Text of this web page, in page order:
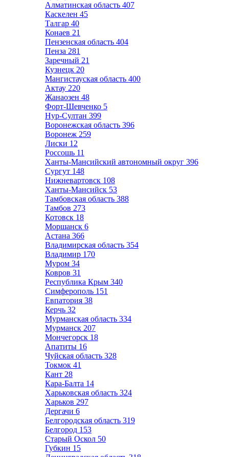
Алматинская область 407
Каскелен 45
Талгар 40
Конаев 21
Пензенская область 404
Пенза 281
Заречный 21
Кузнецк 20
Мангистауская область 400
Актау 220
Жанаозен 48
Форт-Шевченко 5
Нур-Султан 399
Воронежская область 396
Воронеж 259
Лиски 12
Россошь 11
Ханты-Мансийский автономный округ 396
Сургут 148
Нижневартовск 108
Ханты-Мансийск 53
Тамбовская область 388
Тамбов 273
Котовск 18
Моршанск 6
Астана 366
Владимирская область 354
Владимир 170
Муром 34
Ковров 31
Республика Крым 340
Симферополь 151
Евпатория 38
Керчь 32
Мурманская область 334
Мурманск 207
Мончегорск 18
Апатиты 16
Чуйская область 328
Токмок 41
Кант 28
Кара-Балта 14
Харьковская область 324
Харьков 297
Дергачи 6
Белгородская область 319
Белгород 153
Старый Оскол 50
Губкин 15